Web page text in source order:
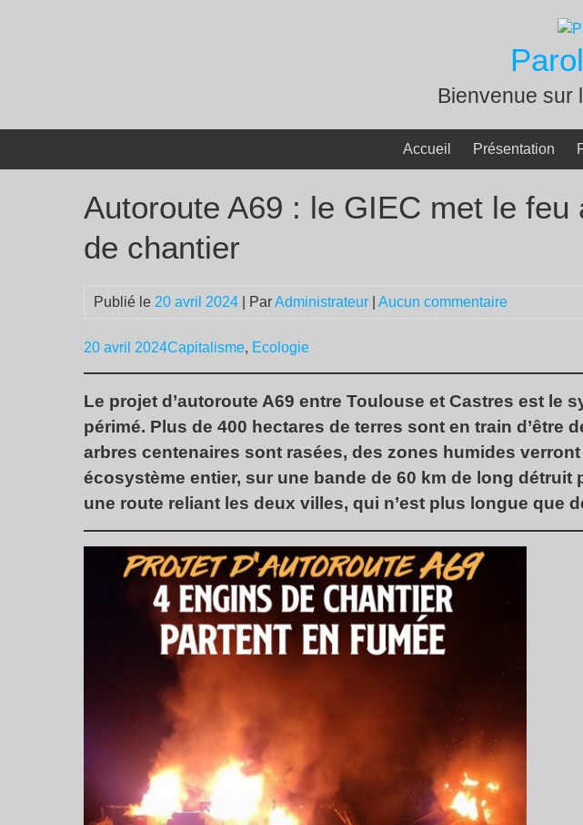
Bienvenue sur
Accueil Présentation
Autoroute A69 : le GIEC met le feu
de chantier
Publié le 20 avril 2024 | ParAdministrateur Aucun commentaire
20 avril 2024Capitalisme, Ecologie
Le projet d’autoroute A69 entre Toulouse et Castres est le
périmé. Plus de 400 hectares de terres sont en train d’être
arbres centenaires sont rasées, des zones humides
écosystème entier, sur une bande de 60 km de long détruit
une route reliant les deux villes, qui n’est plus longue que